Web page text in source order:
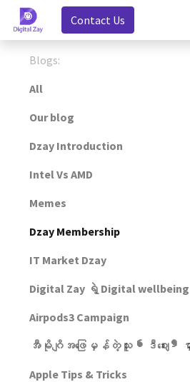
Contact Us
Blogs:
All
Our blog
Dzay Introduction
Intel Vs AMD
Memes
Dzay Membership
IT Market Dzay
Digital Zay ရဲ့ Digital
Airpods3 Campaign
အီမိုဂျိအဖြေမှန်တဲ့သူ ❛ဒီဈေး❜
Apple Tips & Tricks